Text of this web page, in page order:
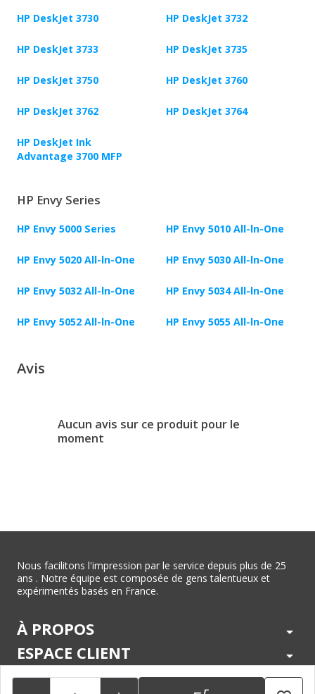
HP DeskJet 3730 HP DeskJet 3732
HP DeskJet 3733 HP DeskJet 3735
HP DeskJet 3750 HP DeskJet 3760
HP DeskJet 3762 HP DeskJet 3764
HP DeskJet Ink
Advantage 3700 MFP
HP Envy Series
HP Envy 5000 Series HP Envy 5010 All-ln-One
HP Envy 5020 All-ln-One HP Envy 5030 All-ln-One
HP Envy 5032 All-ln-One HP Envy 5034 All-ln-One
HP Envy 5052 All-ln-One HP Envy 5055 All-ln-One
Avis
Aucun avis sur ce produit pour le
moment
Nous facilitons l'impression par le service depuis plus de 25
ans . Notre équipe est composée de gens talentueux et
expérimentés basés en France.
À PROPOS arrow_drop_down
ESPACE CLIENT arrow_drop_down
CENTRE D'AIDE arrow_drop_down